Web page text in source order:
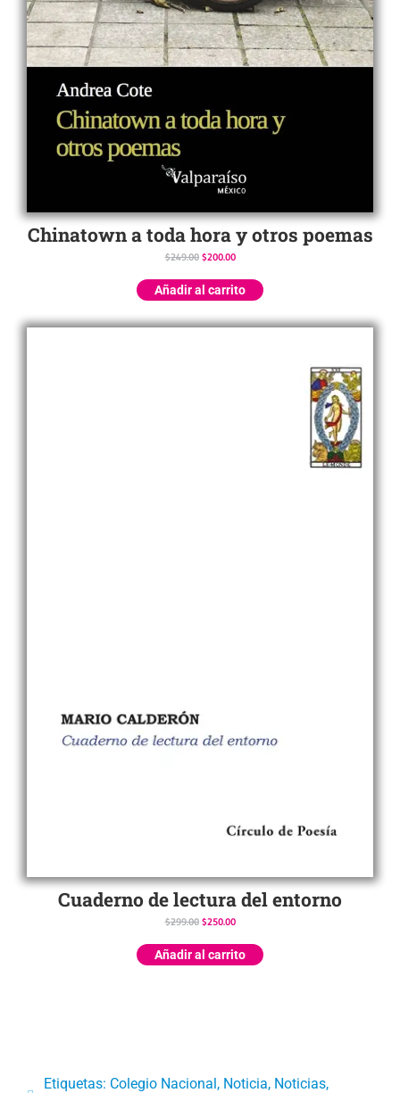
Chinatown a toda hora y otros poemas
$249.00 $200.00
Añadir al carrito
Cuaderno de lectura del entorno
$299.00 $250.00
Añadir al carrito
Etiquetas: Colegio Nacional, Noticia, Noticias,